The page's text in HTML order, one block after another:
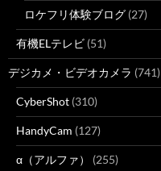
ロケフリ体験ブログ (27)
有機ELテレビ (51)
デジカメ・ビデオカメラ (741)
CyberShot (310)
HandyCam (127)
α（アルファ） (255)